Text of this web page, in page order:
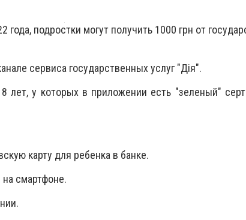
подростки могут получить 1000 грн от
сервиса государственных услуг "Дія".
лет, у которых в приложении есть "зеленый"
карту для ребенка в банке.
смартфоне.